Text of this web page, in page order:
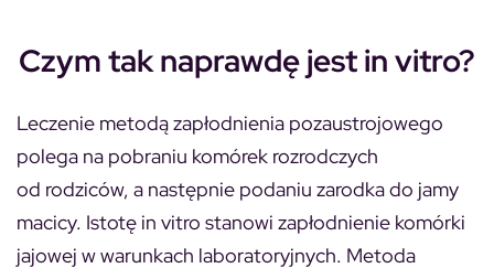
Czym tak naprawdę jest in vitro?
Leczenie metodą zapłodnienia pozaustrojowego
polega na pobraniu komórek rozrodczych
od rodziców, a następnie podaniu zarodka do jamy
macicy. Istotę in vitro stanowi zapłodnienie komórki
jajowej w warunkach laboratoryjnych. Metoda